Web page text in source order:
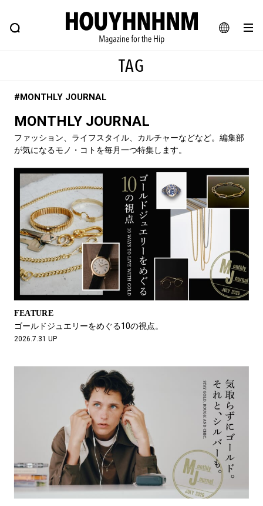
JA
FEATURE BLOG SNAP
ヒップなファッション、カルチャー、ライフスタイルWEBマガジン
#ESSENTIAL DESIGNS #古着サミット
#NEW VINTAGE #マイナーグッド図鑑
#路地裏てぃーん。 #MONTHLY JOURNAL
#GH 銘品の所以 #フイナムのYouTube
#Commune H #FOCUS IT
#ととけん #FASHION #MUSIC #MOVIE
#LIFESTYLE #SNEAKER #OUTDOOR
#SPORTS #HANDSOME HANDBOOK
TAG
#MONTHLY JOURNAL
MONTHLY JOURNAL
ファッション、ライフスタイル、カルチャーなどなど。編集部
が気になるモノ・コトを毎月一つ特集します。
FEATURE
ゴールドジュエリーをめぐる10の視点。
2026.7.31 UP